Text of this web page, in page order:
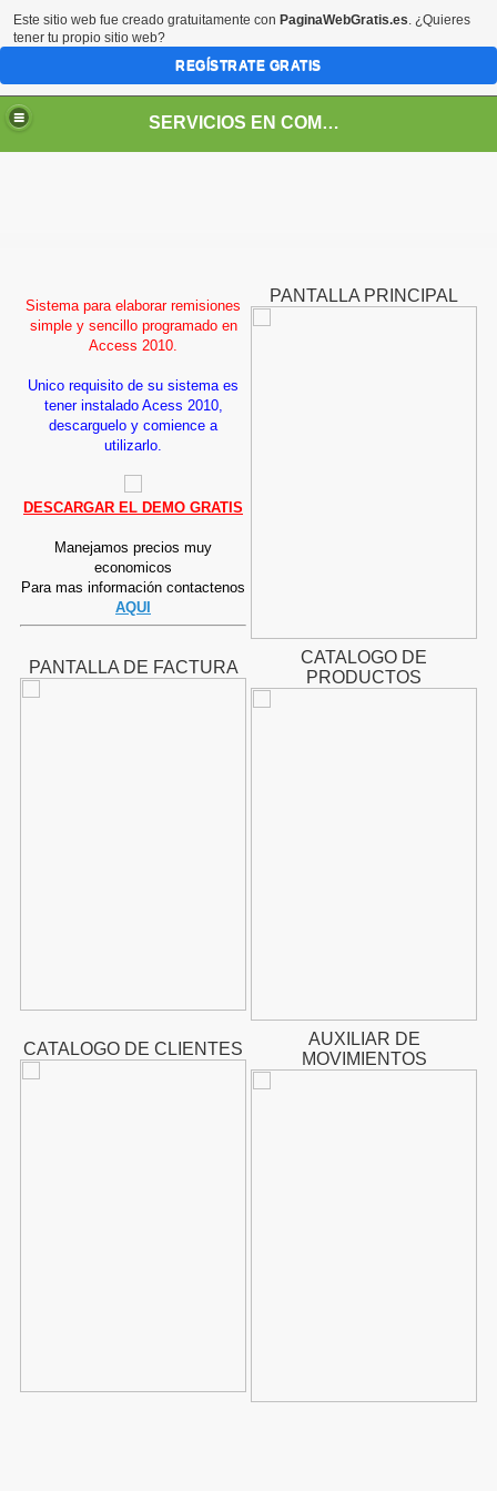
SERVICIOS EN COMPUTACION
Sistema para elaborar remisiones
simple y sencillo programado en
Access 2010.
Unico requisito de su sistema es
tener instalado Acess 2010,
descarguelo y comience a
utilizarlo.
DESCARGAR EL DEMO GRATIS
Manejamos precios muy
economicos
Para mas información contactenos
AQUI
PANTALLA PRINCIPAL
PANTALLA DE FACTURA
CATALOGO DE
PRODUCTOS
CATALOGO DE CLIENTES
AUXILIAR DE
MOVIMIENTOS
Este sitio web fue creado gratuitamente con PaginaWebGratis.es. ¿Quieres
tener tu propio sitio web?
REGÍSTRATE GRATIS